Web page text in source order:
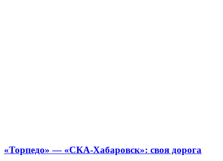
«Торпедо» — «СКА-Хабаровск»: своя дорога